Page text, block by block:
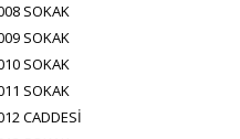
SOKAK
SOKAK
SOKAK
SOKAK
CADDESİ